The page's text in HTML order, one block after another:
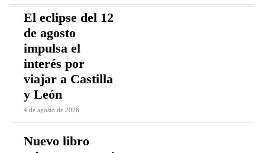
El eclipse del 12
de agosto
impulsa el
interés por
viajar a Castilla
y León
4 de agosto de 2026
Nuevo libro